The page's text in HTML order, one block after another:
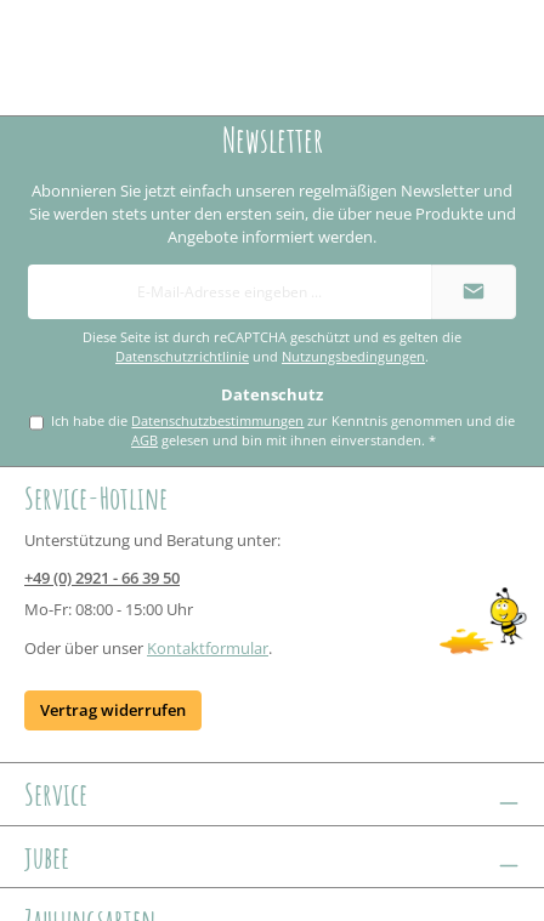
Newsletter
Abonnieren Sie jetzt einfach unseren regelmäßigen Newsletter und
Sie werden stets unter den ersten sein, die über neue Produkte und
Angebote informiert werden.
E-
Adresse
Diese Seite ist durch reCAPTCHA geschützt und es gelten die
Datenschutzrichtlinie und Nutzungsbedingungen.
Datenschutz
Ich habe die Datenschutzbestimmungen
AGB gelesen und bin mit ihnen einverstanden.*
Service-Hotline
Unterstützung und Beratung unter:
+49 (0) 2921 - 66 39 50
Mo-Fr: 08:00 - 15:00 Uhr
Oder über unser Kontaktformular.
Vertrag widerrufen
Service
jubee